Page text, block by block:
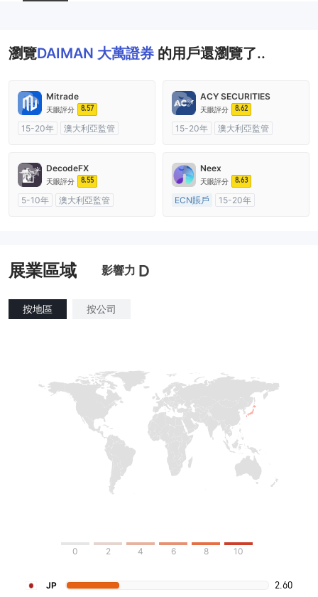
瀏覽DAIMAN 大萬證券 的用戶還瀏覽了..
Mitrade
天眼評分 8.57
15-20年
澳大利亞監管
ACY SECURITIES
天眼評分 8.62
15-20年
澳大利亞監管
DecodeFX
天眼評分 8.55
5-10年
澳大利亞監管
Neex
天眼評分 8.63
ECN賬戶
15-20年
展業區域 影響力 D
按地區 按公司
0 2 4 6 8 10
JP 2.60